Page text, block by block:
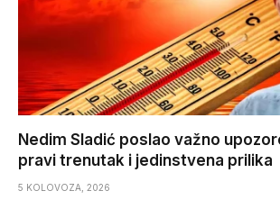
Nedim Sladić poslao važno
pravi trenutak i jedinstvena prilika
5 KOLOVOZA, 2026